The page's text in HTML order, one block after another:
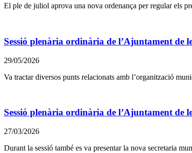
El ple de juliol aprova una nova ordenança per regular els
Sessió plenària ordinària de l’Ajuntament de
29/05/2026
Va tractar diversos punts relacionats amb l’organització
Sessió plenària ordinària de l’Ajuntament de
27/03/2026
Durant la sessió també es va presentar la nova secretaria